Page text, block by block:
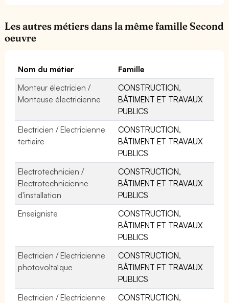
Les autres métiers dans la même famille Second
oeuvre
Nom du métier
Famille
Monteur électricien /
Monteuse électricienne
CONSTRUCTION,
BÂTIMENT ET TRAVAUX
PUBLICS
Electricien / Electricienne
tertiaire
CONSTRUCTION,
BÂTIMENT ET TRAVAUX
PUBLICS
Electrotechnicien /
Electrotechnicienne
d'installation
CONSTRUCTION,
BÂTIMENT ET TRAVAUX
PUBLICS
Enseigniste
CONSTRUCTION,
BÂTIMENT ET TRAVAUX
PUBLICS
Electricien / Electricienne
photovoltaïque
CONSTRUCTION,
BÂTIMENT ET TRAVAUX
PUBLICS
Electricien / Electricienne
CONSTRUCTION,